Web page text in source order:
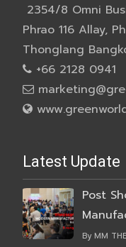
2354/8 Omni
Phrao 116 Allay,
Thonglang
+66 2128 0941
Latest Update
Post
By MM